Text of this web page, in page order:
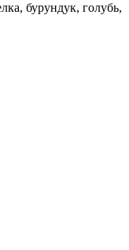
бурундук, голубь,